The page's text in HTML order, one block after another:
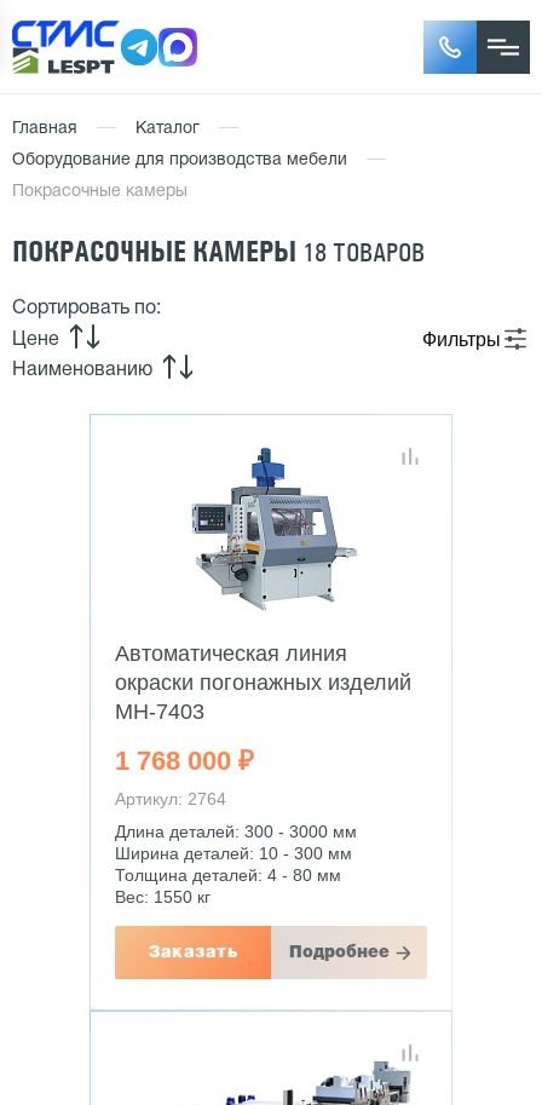
Главная
Каталог
Оборудование для производства мебели
Покрасочные камеры
ПОКРАСОЧНЫЕ КАМЕРЫ 18 ТОВАРОВ
Фильтры
Сортировать по:
Цене
Наименованию
Автоматическая линия
окраски погонажных изделий
MH-7403
1 768 000 ₽
Артикул: 2764
Длина деталей: 300 - 3000 мм
Ширина деталей: 10 - 300 мм
Толщина деталей: 4 - 80 мм
Вес: 1550 кг
Заказать Подробнее